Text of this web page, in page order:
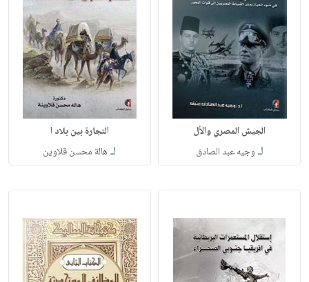
الجيش المصري والأل
لـ وجيه عبد الصادق
التجارة بين بلاد ا
لـ هالة محسن قلاوين